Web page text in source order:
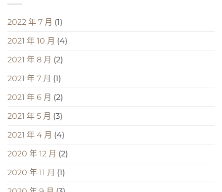
2022 年 7 月 (1)
2021 年 10 月 (4)
2021 年 8 月 (2)
2021 年 7 月 (1)
2021 年 6 月 (2)
2021 年 5 月 (3)
2021 年 4 月 (4)
2020 年 12 月 (2)
2020 年 11 月 (1)